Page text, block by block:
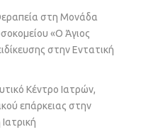
στη Μονάδα
«Ο Άγιος
στην Εντατική
Κέντρο Ιατρών,
επάρκειας στην